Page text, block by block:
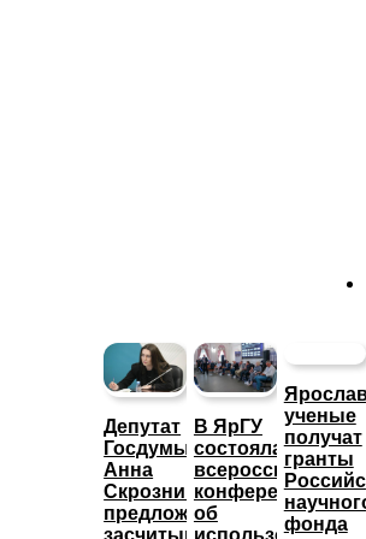
Депутат
Госдумы
Анна
Скрозникова
предложила
засчитывать
В ЯрГУ
состоялась
всероссийская
конференция
об
использовании
ученые
получат
гранты
научного
фонда